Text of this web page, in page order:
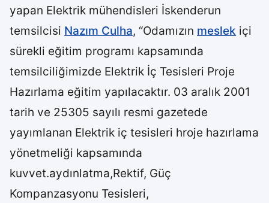
yapan Elektrik mühendisleri İskenderun
temsilcisi Nazım Culha, “Odamızın meslek içi
sürekli eğitim programı kapsamında
temsilciliğimizde Elektrik İç Tesisleri Proje
Hazırlama eğitim yapılacaktır. 03 aralık 2001
tarih ve 25305 sayılı resmi gazetede
yayımlanan Elektrik iç tesisleri hroje hazırlama
yönetmeliği kapsamında
kuvvet.aydınlatma,Rektif, Güç
Kompanzasyonu Tesisleri,